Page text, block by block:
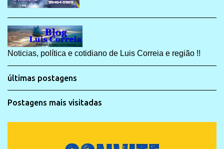
Noticias, política e cotidiano de Luis Correia e região !!
últimas postagens
Postagens mais visitadas